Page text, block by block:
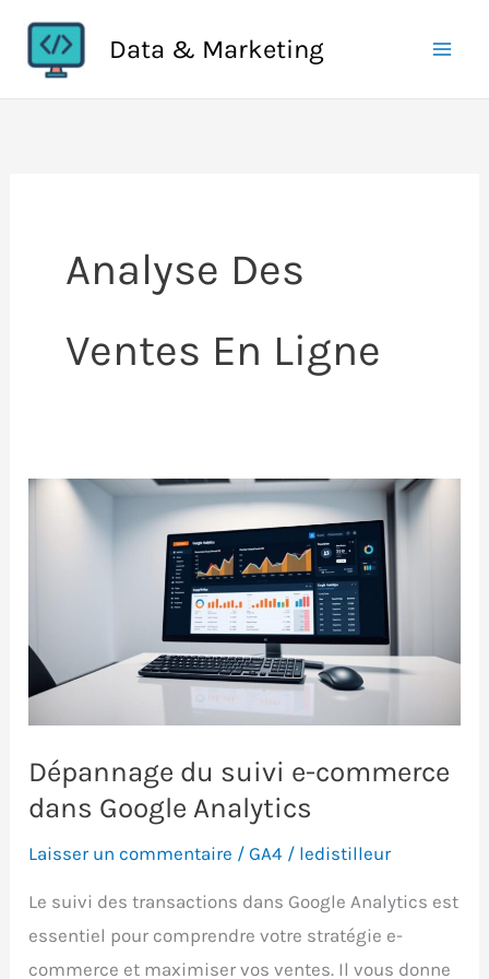
contenu
Data & Marketing
Analyse Des
Ventes En Ligne
Dépannage du suivi e-commerce
dans Google Analytics
Laisser un commentaire /GA4 / ledistilleur
Le suivi des transactions dans Google Analytics est
essentiel pour comprendre votre stratégie e-
commerce et maximiser vos ventes. Il vous donne